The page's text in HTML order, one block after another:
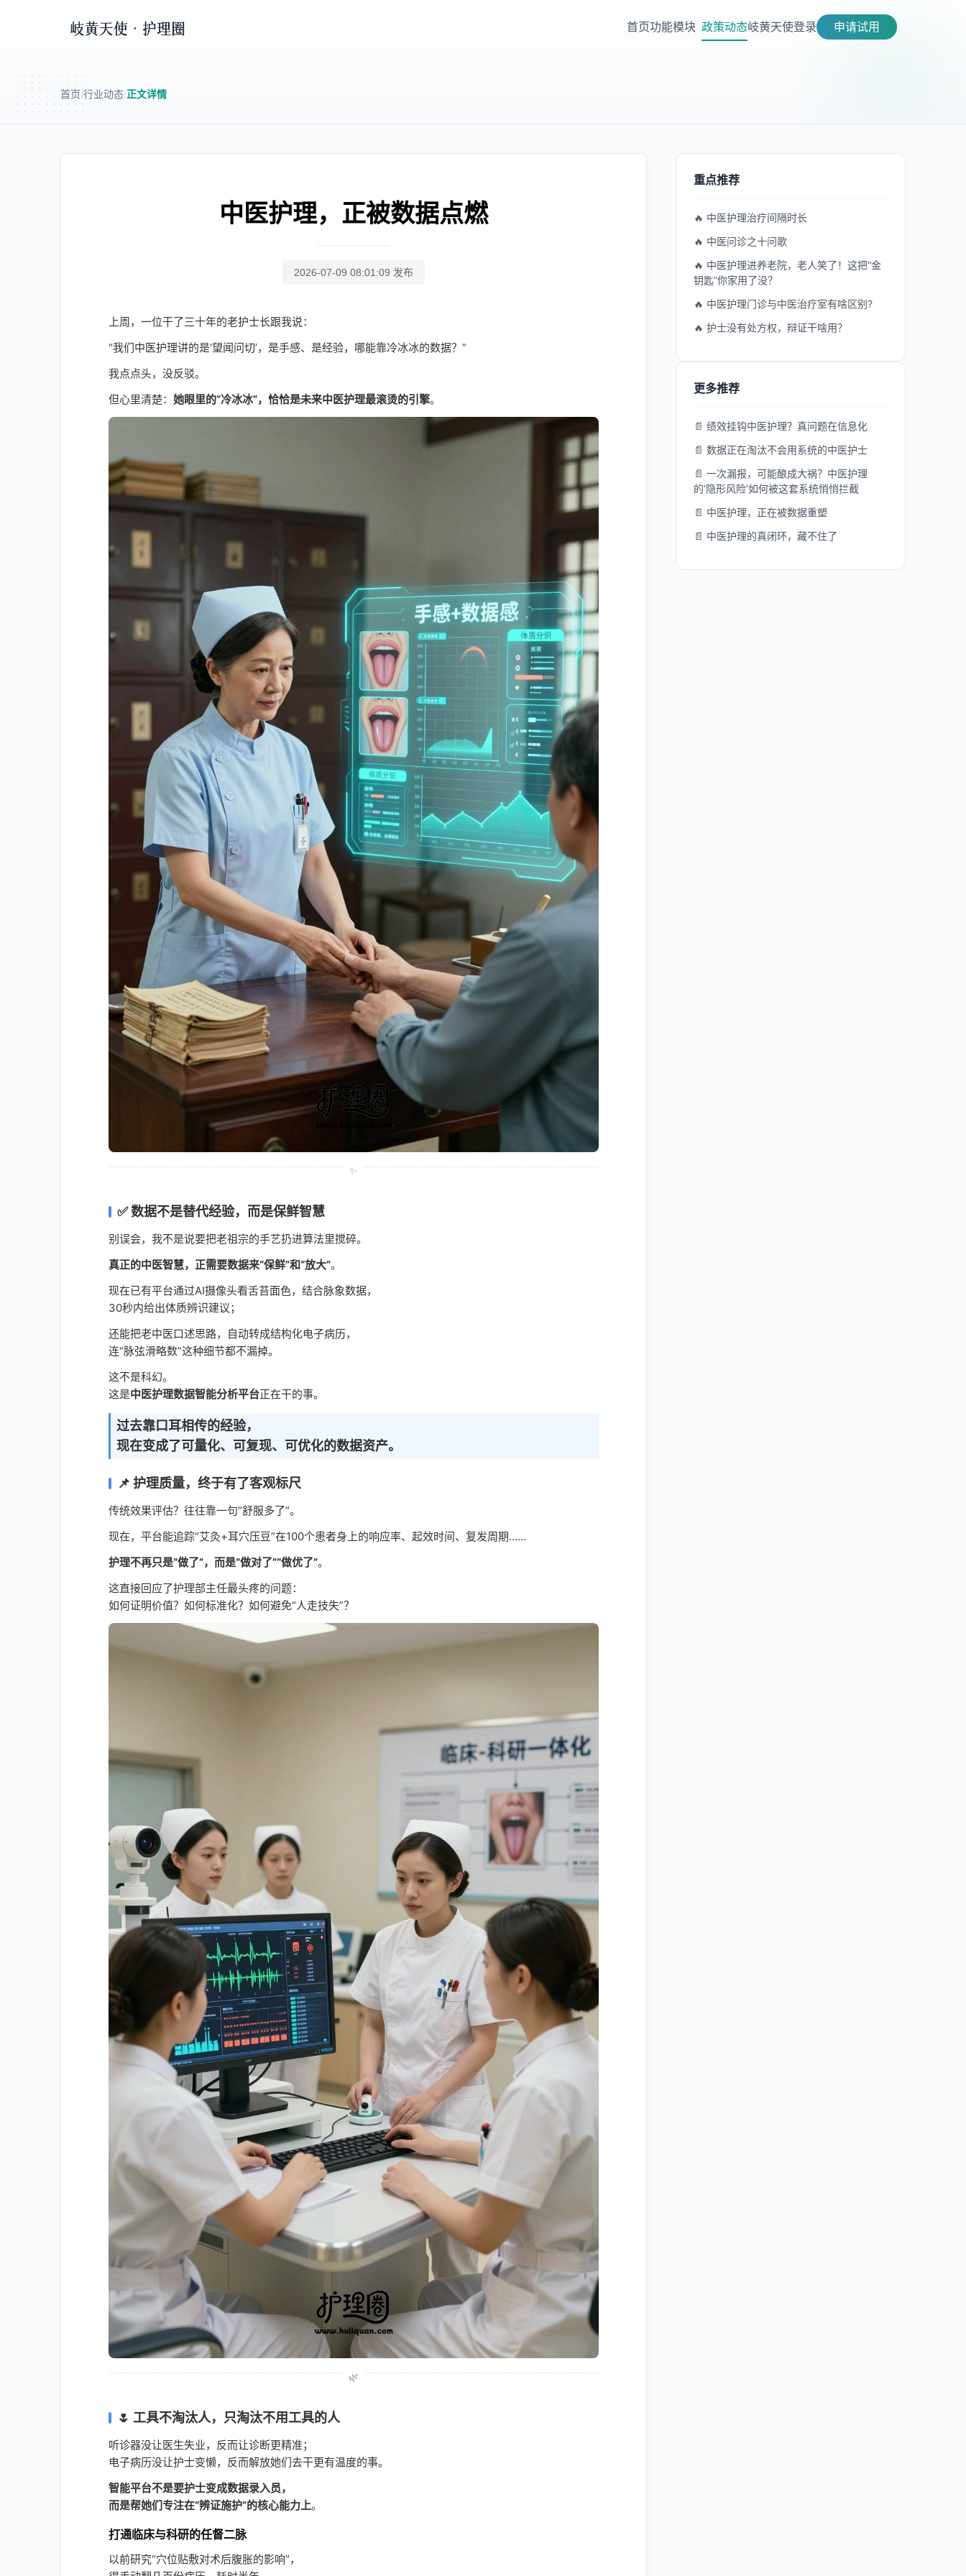
首页功能模块 政策动态岐黄天使登录 申请试用
首页/行业动态/正文详情
中医护理，正被数据点燃
2026-07-09 08:01:09 发布
上周，一位干了三十年的老护士长跟我说：
“我们中医护理讲的是‘望闻问切’，是手感、是经验，哪能靠冷冰冰的数据？”
我点点头，没反驳。
但心里清楚： 她眼里的“冷冰冰”，恰恰是未来中医护理最滚烫的引擎。
✨
✅ 数据不是替代经验，而是保鲜智慧
别误会，我不是说要把老祖宗的手艺扔进算法里搅碎。
真正的中医智慧，正需要数据来“保鲜”和“放大”。
现在已有平台通过AI摄像头看舌苔面色，结合脉象数据，
30秒内给出体质辨识建议；
还能把老中医口述思路，自动转成结构化电子病历，
连“脉弦滑略数”这种细节都不漏掉。
这不是科幻。
这是中医护理数据智能分析平台正在干的事。
过去靠口耳相传的经验，
现在变成了可量化、可复现、可优化的数据资产。
📌 护理质量，终于有了客观标尺
传统效果评估？往往靠一句“舒服多了”。
现在，平台能追踪“艾灸+耳穴压豆”在100个患者身上的响应率、起效时间、复发周期……
护理不再只是“做了”，而是“做对了”“做优了”。
这直接回应了护理部主任最头疼的问题：
如何证明价值？如何标准化？如何避免“人走技失”？
🌿
🌷 工具不淘汰人，只淘汰不用工具的人
听诊器没让医生失业，反而让诊断更精准；
电子病历没让护士变懒，反而解放她们去干更有温度的事。
智能平台不是要护士变成数据录入员，
而是帮她们专注在“辨证施护”的核心能力上。
打通临床与科研的任督二脉
以前研究“穴位贴敷对术后腹胀的影响”，
重点推荐
🔥 中医护理治疗间隔时长
🔥 中医问诊之十问歌
🔥 中医护理进养老院，老人笑了！这把“金
钥匙”你家用了没？
🔥 中医护理门诊与中医治疗室有啥区别?
🔥 护士没有处方权，辩证干啥用？
更多推荐
📄 绩效挂钩中医护理？真问题在信息化
📄 数据正在淘汰不会用系统的中医护士
📄 一次漏报，可能酿成大祸？中医护理
的‘隐形风险’如何被这套系统悄悄拦截
📄 中医护理，正在被数据重塑
📄 中医护理的真闭环，藏不住了